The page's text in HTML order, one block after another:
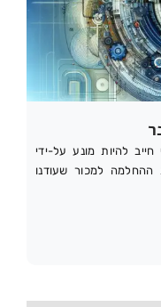
להיות מונע על-ידי
למכור שעודנו